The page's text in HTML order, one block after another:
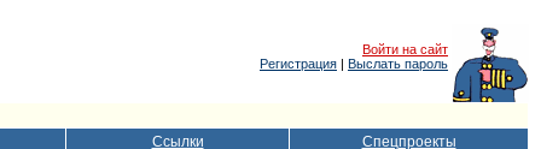
Войти на сайт
Регистрация | Выслать пароль
Ссылки Спецпроекты